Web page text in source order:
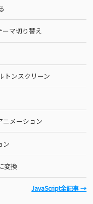
マ切り替え
トンスクリーン
ニメーション
ン
変換
JavaScript全記事 →